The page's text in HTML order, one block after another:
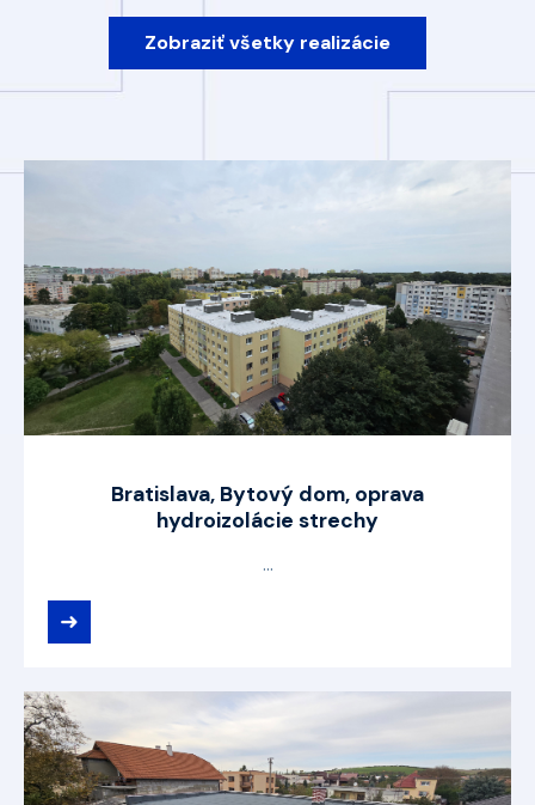
Zobraziť všetky realizácie
Bratislava, Bytový dom, oprava
hydroizolácie strechy
...
➜